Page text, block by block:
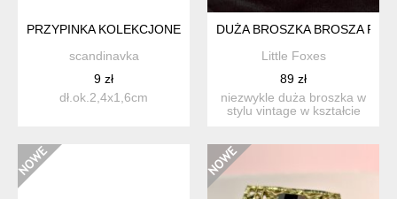
PRZYPINKA KOLEKCJONERSKA ANTI-DRUG AMBASSADOR
scandinavka
9 zł
dł.ok.2,4x1,6cm
DUŻA BROSZKA BROSZA
Little Foxes
89 zł
niezwykle duża broszka w
stylu vintage w kształcie